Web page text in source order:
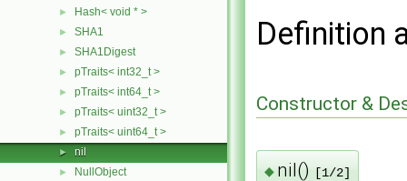
► Hash< void * >
► SHA1
► SHA1Digest
► pTraits< int32_t >
► pTraits< int64_t >
► pTraits< uint32_t >
► pTraits< uint64_t >
► nil
► NullObject
Definition
Constructor &
◆ nil() [1/2]